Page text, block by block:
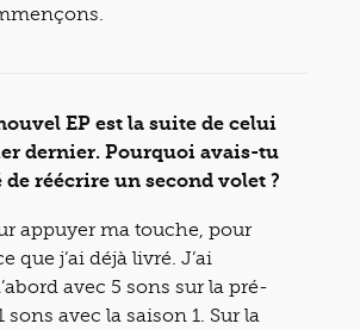
EP est la suite de celui
dernier. Pourquoi avais-tu
réécrire un second volet ?
appuyer ma touche, pour
que j’ai déjà livré. J’ai
avec 5 sons sur la pré-
sons avec la saison 1. Sur la